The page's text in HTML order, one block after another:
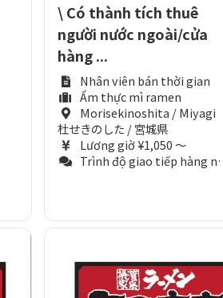
\ Có thành tích thuê
người nước ngoài/cửa
hàng ...
Nhân viên bán thời gian
Ẩm thực mì ramen
Morisekinoshita / Miyagi
杜せきのした / 宮城県
Lương giờ ¥1,050 ～
Trình độ giao tiếp hàng ngày (Tương đương N3)